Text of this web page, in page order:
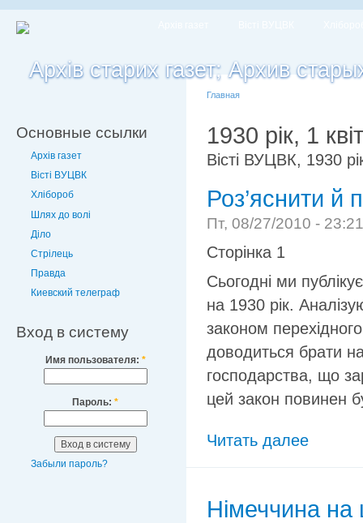
Основные ссылки
Архів газет
Вісті ВУЦВК
Хлібороб
Шлях до волі
Діло
Стрілець
Правда
Киевский телеграф
Вход в систему
Имя пользователя: *
Пароль: *
Забыли пароль?
Главная
1930 рік, 1
Вісті ВУЦВК, 1930
Роз’яснити й
Пт, 08/27/2010 -
Сторінка 1
Сьогодні ми
на 1930 рік.
законом
доводиться брати
господарства, що
цей закон повинен
Читать далее
Німеччина на